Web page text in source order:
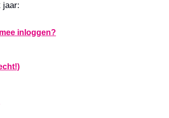
jaar:
inloggen?